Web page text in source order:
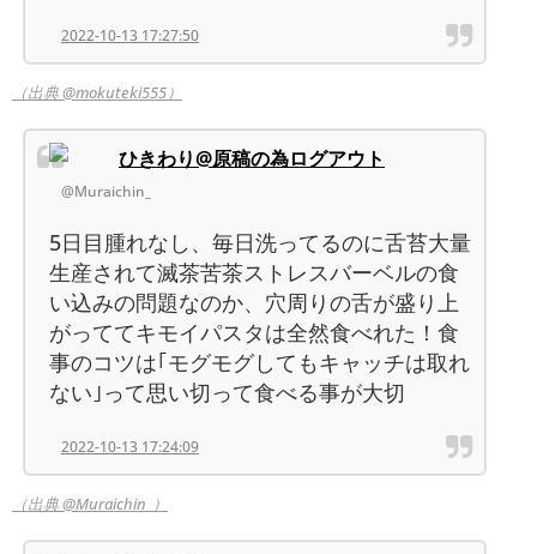
2022-10-13 17:27:50
（出典 @mokuteki555）
ひきわり@原稿の為ログアウト
@Muraichin_
5日目腫れなし、毎日洗ってるのに舌苔大量
生産されて滅茶苦茶ストレスバーベルの食
い込みの問題なのか、穴周りの舌が盛り上
がっててキモイパスタは全然食べれた！食
事のコツは｢モグモグしてもキャッチは取れ
ない｣って思い切って食べる事が大切
2022-10-13 17:24:09
（出典 @Muraichin_）